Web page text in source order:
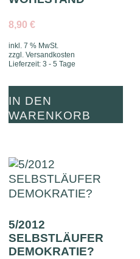
8,90 €
inkl. 7 % MwSt.
zzgl. Versandkosten
Lieferzeit: 3 - 5 Tage
IN DEN
WARENKORB
5/2012
SELBSTLÄUFER
DEMOKRATIE?